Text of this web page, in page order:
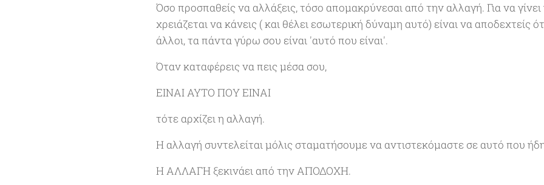
Όσο προσπαθείς να αλλάξεις, τόσο απομακρύνεσαι από την αλλαγή. Για να
χρειάζεται να κάνεις ( και θέλει εσωτερική δύναμη αυτό) είναι να αποδεχτείς
άλλοι, τα πάντα γύρω σου είναι 'αυτό που είναι'.
Όταν καταφέρεις να πεις μέσα σου,
ΕΙΝΑΙ ΑΥΤΟ ΠΟΥ ΕΙΝΑΙ
τότε αρχίζει η αλλαγή.
Η αλλαγή συντελείται μόλις σταματήσουμε να αντιστεκόμαστε σε αυτό που
Η ΑΛΛΑΓΗ ξεκινάει από την ΑΠΟΔΟΧΗ.